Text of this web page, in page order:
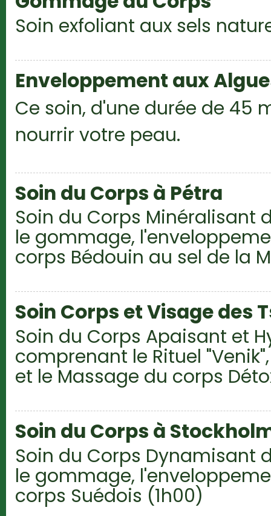
Soin exfoliant aux sels
Enveloppement aux
Ce soin, d'une durée de 45
nourrir votre peau.
Soin du Corps à Pétra
Soin du Corps Minéralisant
le gommage,
corps Bédouin au sel de la
Soin Corps et Visage des
Soin du Corps Apaisant et
comprenant le Rituel
et le Massage du corps
Soin du Corps à
Soin du Corps Dynamisant
le gommage,
corps Suédois (1h00)